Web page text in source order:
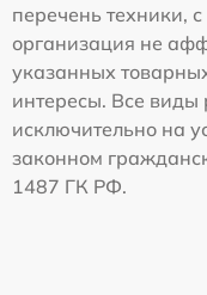
перечень техники,
организация не
указанных
интересы. Все виды
исключительно на
законном
1487 ГК РФ.